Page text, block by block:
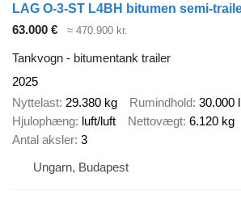
63.000 € ≈ 470.900 kr.
Tankvogn - bitumentank trailer
2025
Nyttelast 29.380 kg Rumindhold 30.000 l
Hjulophæng luft/luft Nettovægt 6.120 kg
Antal aksler 3
Ungarn, Budapest